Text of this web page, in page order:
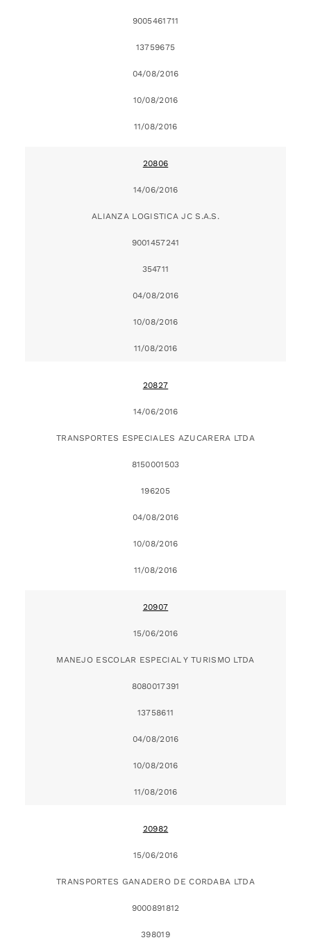
9005461711
13759675
04/08/2016
10/08/2016
11/08/2016
20806
14/06/2016
ALIANZA LOGISTICA JC S.A.S.
9001457241
354711
04/08/2016
10/08/2016
11/08/2016
20827
14/06/2016
TRANSPORTES ESPECIALES AZUCARERA LTDA
8150001503
196205
04/08/2016
10/08/2016
11/08/2016
20907
15/06/2016
MANEJO ESCOLAR ESPECIAL Y TURISMO LTDA
8080017391
13758611
04/08/2016
10/08/2016
11/08/2016
20982
15/06/2016
TRANSPORTES GANADERO DE CORDABA LTDA
9000891812
398019